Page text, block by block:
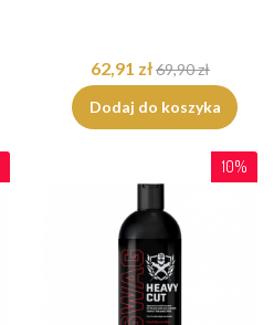
62,91 zł69,90 zł
Dodaj do koszyka
10%